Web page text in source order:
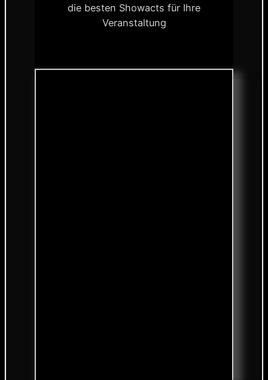
die besten Showacts für Ihre
Veranstaltung